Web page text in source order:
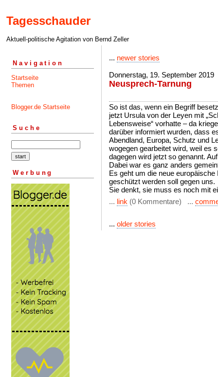
Tagesschauder
Aktuell-politische Agitation von Bernd Zeller
Navigation
Startseite
Themen
Blogger.de Startseite
Suche
Werbung
... newer stories
Donnerstag, 19. September 2019
Neusprech-Tarnung
So ist das, wenn ein Begriff
jetzt Ursula von der Leyen mit
Lebensweise“ vorhatte – da
darüber informiert wurden, dass
Abendland, Europa, Schutz und
wogegen gearbeitet wird, weil es
dagegen wird jetzt so genannt.
Dabei war es ganz anders
Es geht um die neue
geschützt werden soll gegen uns.
Sie denkt, sie muss es noch mit
... link (0 Kommentare) ...
... older stories